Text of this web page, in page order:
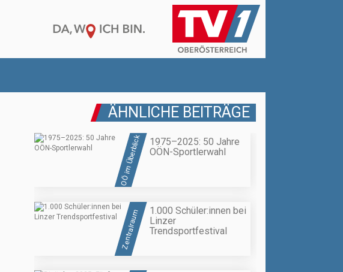
ÄHNLICHE BEITRÄGE
OÖ im Überblick
1975–2025: 50 Jahre
OÖN-Sportlerwahl
Zentralraum
1.000 Schüler:innen bei
Linzer
Trendsportfestival